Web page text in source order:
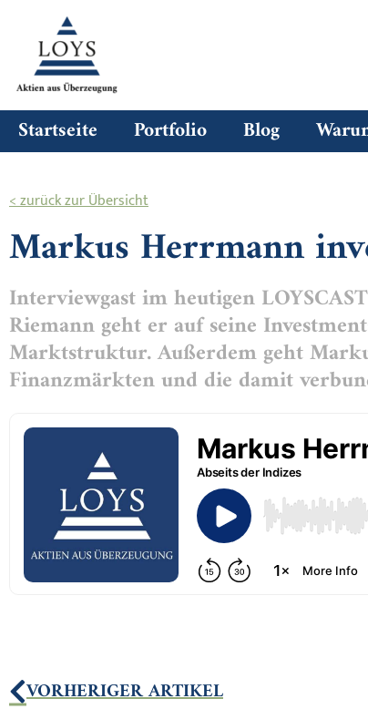
Startseite Portfolio Blog
< zurück zur Übersicht
Markus Herrmann
Interviewgast im heutigen
Riemann geht er auf seine
Marktstruktur. Außerdem geht
Finanzmärkten und die damit
VORHERIGER ARTIKEL